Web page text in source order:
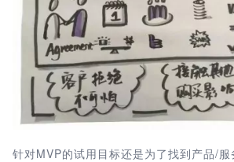
针对MVP的试用目标还是为了找到产品/服